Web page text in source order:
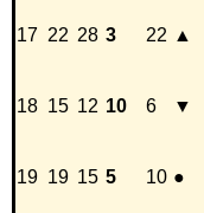
17 22 28 3 22 ▲
18 15 12 10 6 ▼
19 19 15 5 10 ●